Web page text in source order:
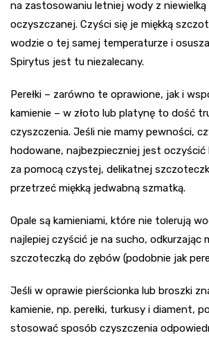
na zastosowaniu letniej wody z niewielką
oczyszczanej. Czyści się je miękką
wodzie o tej samej temperaturze i
Spirytus jest tu niezalecany.
Perełki – zarówno te oprawione, jak i
kamienie – w złoto lub platynę to dość
czyszczenia. Jeśli nie mamy pewności,
hodowane, najbezpieczniej jest oczyścić
za pomocą czystej, delikatnej
przetrzeć miękką jedwabną szmatką.
Opale są kamieniami, które nie tolerują
najlepiej czyścić je na sucho, odkurzając
szczoteczką do zębów (podobnie jak
Jeśli w oprawie pierścionka lub broszki
kamienie, np. perełki, turkusy i diament,
stosować sposób czyszczenia